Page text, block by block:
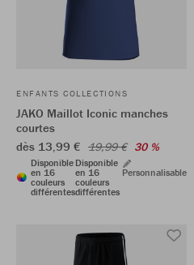
ENFANTS COLLECTIONS
JAKO Maillot Iconic manches
courtes
dès 13,99 € 19,99 € 30 %
Disponible
en 16
couleurs
différentes
Disponible
en 16
couleurs
différentes
Personnalisable